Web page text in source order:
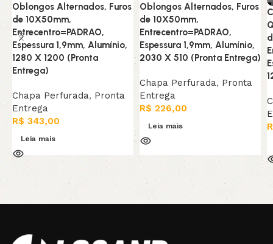
Oblongos Alternados, Furos
de 10X50mm,
Entrecentro=PADRAO,
Espessura 1,9mm, Alumínio,
1280 X 1200 (Pronta
Entrega)
Chapa Perfurada, Pronta
Entrega
R$ 343,00
Leia mais
Oblongos Alternados, Furos
de 10X50mm,
Entrecentro=PADRAO,
Espessura 1,9mm, Alumínio,
2030 X 510 (Pronta Entrega)
Chapa Perfurada, Pronta
Entrega
R$ 226,00
Leia mais